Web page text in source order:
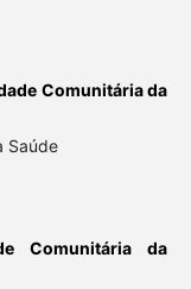
Comunitária da
Saúde
Comunitária da